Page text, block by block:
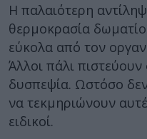
Η παλαιότερη
θερμοκρασία
εύκολα από τον
Άλλοι πάλι
δυσπεψία. Ωστόσο
να τεκμηριώνουν
ειδικοί.